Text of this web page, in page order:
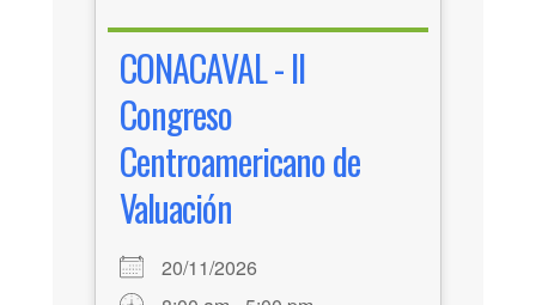
CONACAVAL - II
Congreso
Centroamericano de
Valuación
20/11/2026